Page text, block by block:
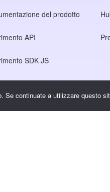
del prodotto
API
SDK JS
continuate a utilizzare questo